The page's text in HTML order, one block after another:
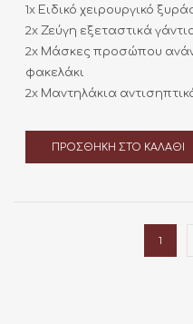
1x Ειδικό χειρουργικό
2x Ζεύγη εξεταστικά
2x Μάσκες προσώπου
φακελάκι
2x Μαντηλάκια
ΠΡΟΣΘΉΚΗ ΣΤΟ ΚΑΛΆΘΙ
1